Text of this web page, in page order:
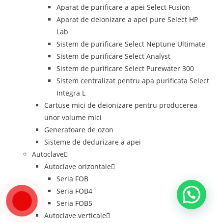
Aparat de purificare a apei Select Fusion
Aparat de deionizare a apei pure Select HP
Lab
Sistem de purificare Select Neptune Ultimate
Sistem de purificare Select Analyst
Sistem de purificare Select Purewater 300
Sistem centralizat pentru apa purificata Select
Integra L
Cartuse mici de deionizare pentru producerea
unor volume mici
Generatoare de ozon
Sisteme de dedurizare a apei
Autoclave
Autoclave orizontale
Seria FOB
Seria FOB4
Seria FOB5
Autoclave verticale